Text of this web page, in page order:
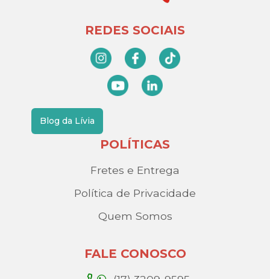
REDES SOCIAIS
Blog da Lívia
POLÍTICAS
Fretes e Entrega
Política de Privacidade
Quem Somos
FALE CONOSCO